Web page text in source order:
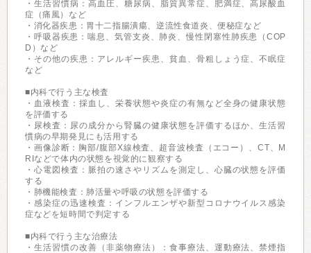
・生活習慣病：高血圧、糖尿病、脂質異常症、肥満症、高尿酸血
症（痛風）など
・消化器疾患：胃十二指腸潰瘍、逆流性食道炎、便秘症など
・呼吸器疾患：喘息、気管支炎、肺炎、慢性閉塞性肺疾患（COP
D）など
・その他の疾患：アレルギー疾患、貧血、骨粗しょう症、不眠症
など
■内科で行う主な検査
・血液検査：採血し、栄養状態や炎症の有無など全身の健康状態
を評価する
・尿検査：尿の成分から腎臓の健康状態を評価するほか、生活習
慣病の早期発見にも活用する
・画像診断：胸部/腹部X線検査、超音波検査（エコー）、CT、M
RIなどで体内の状態を視覚的に観察する
・心電図検査：脈拍の速さやリズムを測定し、心臓の状態を評価
する
・肺機能検査：肺活量や呼吸の状態を評価する
・感染症の迅速検査：インフルエンザや新型コロナウイルス感染
症などを短時間で判定する
■内科で行う主な治療法
・生活習慣の改善（非薬物療法）：食事療法、運動療法、禁煙指